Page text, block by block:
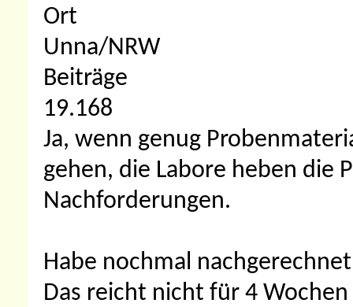
Ort
Unna/NRW
Beiträge
19.168
Ja, wenn genug
gehen, die Labore heben die
Nachforderungen.
Habe nochmal
Das reicht nicht für 4